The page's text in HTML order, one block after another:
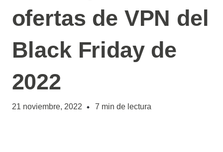
ofertas de VPN del
Black Friday de
2022
21 noviembre, 2022 7 min de lectura